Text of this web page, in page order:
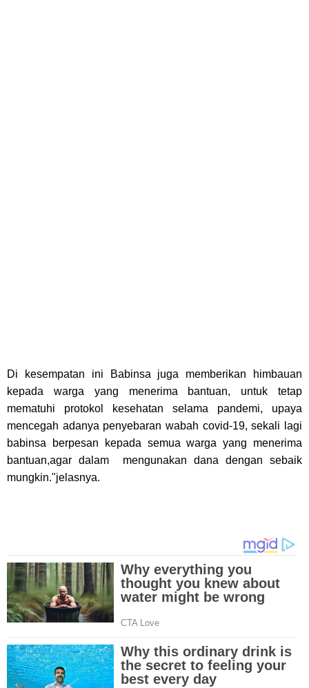
Di kesempatan ini Babinsa juga memberikan himbauan
kepada warga yang menerima bantuan, untuk tetap
mematuhi protokol kesehatan selama pandemi, upaya
mencegah adanya penyebaran wabah covid-19, sekali lagi
babinsa berpesan kepada semua warga yang menerima
bantuan,agar dalam mengunakan dana dengan sebaik
mungkin."jelasnya.